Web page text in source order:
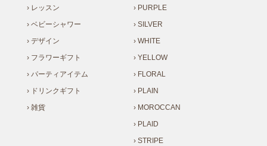
› レッスン
› ベビーシャワー
› デザイン
› フラワーギフト
› パーティアイテム
› ドリンクギフト
› 雑貨
› PURPLE
› SILVER
› WHITE
› YELLOW
› FLORAL
› PLAIN
› MOROCCAN
› PLAID
› STRIPE